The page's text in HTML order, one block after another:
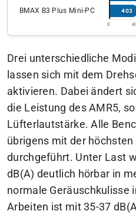
BMAX B3 Plus Mini-PC 403
0
Drei unterschiedliche
lassen sich mit dem
aktivieren. Dabei ändert
die Leistung des AMR5,
Lüfterlautstärke. Alle
übrigens mit der höchsten
durchgeführt. Unter Last
dB(A) deutlich hörbar in
normale Geräuschkulisse
Arbeiten ist mit 35-37